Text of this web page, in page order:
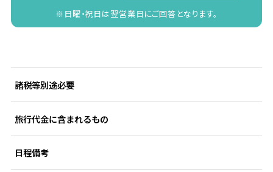
※日曜・祝日は翌営業日にご回答となります。
諸税等別途必要
旅行代金に含まれるもの
日程備考